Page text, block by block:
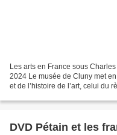
Les arts en France sous
2024 Le musée de Cluny met
et de l’histoire de l’art, celui du
DVD Pétain et les